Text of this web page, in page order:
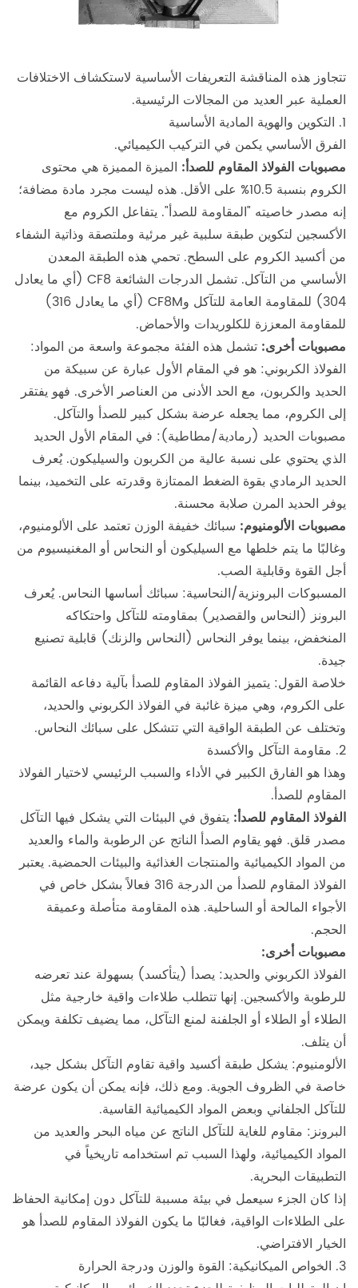
تتجاوز هذه المناقشة التعريفات الأساسية لاستكشاف الاختلافات
العملية عبر العديد من المجالات الرئيسية.
1. التكوين والهوية المادية الأساسية
الفرق الأساسي يكمن في التركيب الكيميائي.
مصبوبات الفولاذ المقاوم للصدأ: الميزة المميزة هي محتوى
الكروم بنسبة 10.5% على الأقل. هذه ليست مجرد مادة مضافة؛
إنه مصدر خاصيته "المقاومة للصدأ". يتفاعل الكروم مع
الأكسجين لتكوين طبقة سلبية غير مرئية وملتصقة وذاتية الشفاء
من أكسيد الكروم على السطح. تحمي هذه الطبقة المعدن
الأساسي من التآكل. تشمل الدرجات الشائعة CF8 (أي ما يعادل
304) للمقاومة العامة للتآكل وCF8M (أي ما يعادل 316)
للمقاومة المعززة للكلوريدات والأحماض.
مصبوبات أخرى: تشمل هذه الفئة مجموعة واسعة من المواد:
الفولاذ الكربوني: هو في المقام الأول عبارة عن سبيكة من
الحديد والكربون، مع الحد الأدنى من العناصر الأخرى. فهو يفتقر
إلى الكروم، مما يجعله عرضة بشكل كبير للصدأ والتآكل.
مصبوبات الحديد (رمادية/مطاطية): في المقام الأول الحديد
الذي يحتوي على نسبة عالية من الكربون والسيليكون. يُعرف
الحديد الرمادي بقوة الضغط الممتازة وقدرته على التخميد، بينما
يوفر الحديد المرن صلابة محسنة.
مصبوبات الألومنيوم: سبائك خفيفة الوزن تعتمد على الألومنيوم،
وغالبًا ما يتم خلطها مع السيليكون أو النحاس أو المغنيسيوم من
أجل القوة وقابلية الصب.
المسبوكات البرونزية/النحاسية: سبائك أساسها النحاس. يُعرف
البرونز (النحاس والقصدير) بمقاومته للتآكل واحتكاكه
المنخفض، بينما يوفر النحاس (النحاس والزنك) قابلية تصنيع
جيدة.
خلاصة القول: يتميز الفولاذ المقاوم للصدأ بآلية دفاعه القائمة
على الكروم، وهي ميزة غائبة في الفولاذ الكربوني والحديد،
وتختلف عن الطبقة الواقية التي تتشكل على سبائك النحاس.
2. مقاومة التآكل والأكسدة
وهذا هو الفارق الكبير في الأداء والسبب الرئيسي لاختيار الفولاذ
المقاوم للصدأ.
الفولاذ المقاوم للصدأ: يتفوق في البيئات التي يشكل فيها التآكل
مصدر قلق. فهو يقاوم الصدأ الناتج عن الرطوبة والماء والعديد
من المواد الكيميائية والمنتجات الغذائية والبيئات الحمضية. يعتبر
الفولاذ المقاوم للصدأ من الدرجة 316 فعالاً بشكل خاص في
الأجواء المالحة أو الساحلية. هذه المقاومة متأصلة وعميقة
الحجم.
مصبوبات أخرى:
الفولاذ الكربوني والحديد: يصدأ (يتأكسد) بسهولة عند تعرضه
للرطوبة والأكسجين. إنها تتطلب طلاءات واقية خارجية مثل
الطلاء أو الطلاء أو الجلفنة لمنع التآكل، مما يضيف تكلفة ويمكن
أن يتلف.
الألومنيوم: يشكل طبقة أكسيد واقية تقاوم التآكل بشكل جيد،
خاصة في الظروف الجوية. ومع ذلك، فإنه يمكن أن يكون عرضة
للتآكل الجلفاني وبعض المواد الكيميائية القاسية.
البرونز: مقاوم للغاية للتآكل الناتج عن مياه البحر والعديد من
المواد الكيميائية، ولهذا السبب تم استخدامه تاريخياً في
التطبيقات البحرية.
إذا كان الجزء سيعمل في بيئة مسببة للتآكل دون إمكانية الحفاظ
على الطلاءات الواقية، فغالبًا ما يكون الفولاذ المقاوم للصدأ هو
الخيار الافتراضي.
3. الخواص الميكانيكية: القوة والوزن ودرجة الحرارة